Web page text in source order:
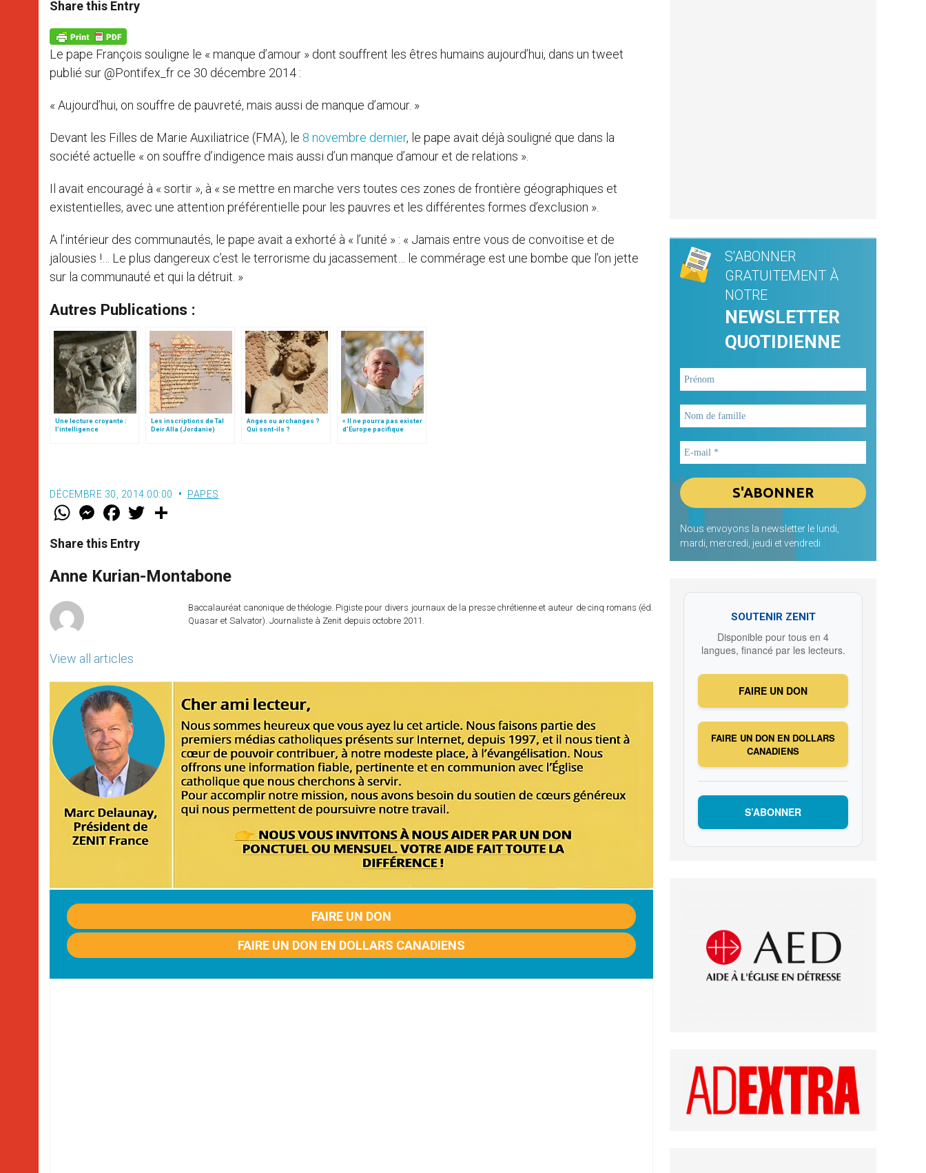
s
p
p
e
g
e
r
b
k
Share this Entry
Le pape François souligne le « manque d’amour » dont souffrent les êtres humains aujourd’hui, dans un tweet
publié sur @Pontifex_fr ce 30 décembre 2014 :
« Aujourd’hui, on souffre de pauvreté, mais aussi de manque d’amour. »
Devant les Filles de Marie Auxiliatrice (FMA), le 8 novembre dernier, le pape avait déjà souligné que dans la
société actuelle « on souffre d’indigence mais aussi d’un manque d’amour et de relations ».
Il avait encouragé à « sortir », à « se mettre en marche vers toutes ces zones de frontière géographiques et
existentielles, avec une attention préférentielle pour les pauvres et les différentes formes d’exclusion ».
A l’intérieur des communautés, le pape avait a exhorté à « l’unité » : « Jamais entre vous de convoitise et de
jalousies !… Le plus dangereux c’est le terrorisme du jacassement… le commérage est une bombe que l’on jette
sur la communauté et qui la détruit. »
Autres Publications :
Une lecture croyante :
l’intelligence
Les inscriptions de Tal
Deir Alla (Jordanie)
Anges ou archanges ?
Qui sont-ils ?
« Il ne pourra pas exister
d’Europe pacifique
DÉCEMBRE 30, 2014 00:00 PAPES
W
t
s
p
p
M
e
s
e
g
e
F
a
e
b
o
k
w
r
Share this Entry
Anne Kurian-Montabone
View all articles
Baccalauréat canonique de théologie. Pigiste pour divers journaux de la presse chrétienne et auteur de cinq romans (éd.
Quasar et Salvator). Journaliste à Zenit depuis octobre 2011.
FAIRE UN DON
FAIRE UN DON EN DOLLARS CANADIENS
S'ABONNER
GRATUITEMENT À
NOTRE
NEWSLETTER
QUOTIDIENNE
Nous envoyons la newsletter le lundi,
mardi, mercredi, jeudi et vendredi
SOUTENIR ZENIT
Disponible pour tous en 4
langues, financé par les lecteurs.
FAIRE UN DON
FAIRE UN DON EN DOLLARS
CANADIENS
S’ABONNER